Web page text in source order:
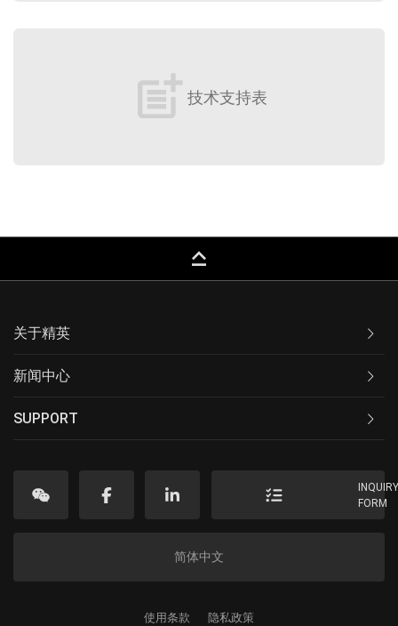
post_add 技术支持表
keyboard_capslock
关于精英
新闻中心
SUPPORT
FORM
简体中文
使用条款 隐私政策